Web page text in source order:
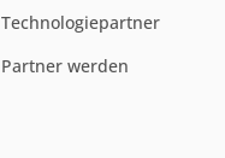
Technologiepartner
Partner werden